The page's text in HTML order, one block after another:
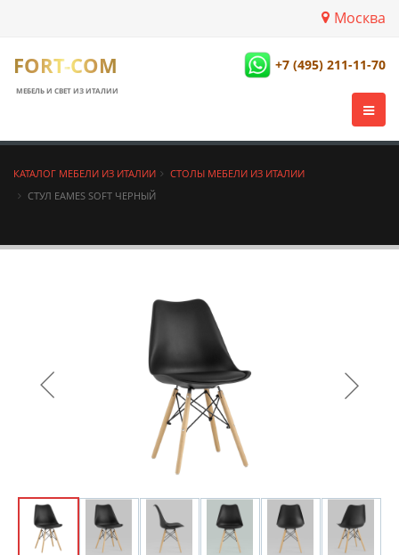
Москва
FORT-COM
МЕБЕЛЬ И СВЕТ ИЗ ИТАЛИИ
+7 (495) 211-11-70
КАТАЛОГ МЕБЕЛИ ИЗ ИТАЛИИ
СТОЛЫ МЕБЕЛИ ИЗ ИТАЛИИ
СТУЛ EAMES SOFT ЧЕРНЫЙ